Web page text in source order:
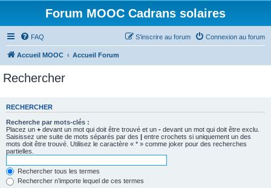
Forum MOOC Cadrans solaires
FAQ Connexion au forum
S’inscrire au forum
Accueil MOOC Accueil Forum
Rechercher
RECHERCHER
Recherche par mots-clés :
Placez un + devant un mot qui doit être trouvé et un - devant un mot qui doit être exclu.
Saisissez une suite de mots séparés par des | entre crochets si uniquement un des
mots doit être trouvé. Utilisez le caractère « * » comme joker pour des recherches
partielles.
Rechercher tous les termes
Rechercher n’importe lequel de ces termes